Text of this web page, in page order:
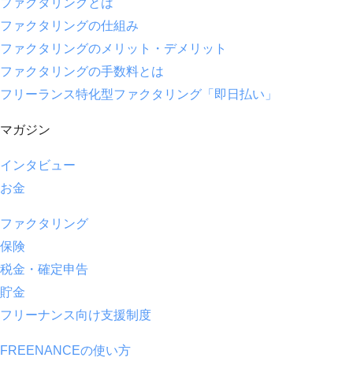
ファクタリングの仕組み
ファクタリングのメリット・デメリット
ファクタリングの手数料とは
フリーランス特化型ファクタリング「即日払い」
マガジン
インタビュー
お金
ファクタリング
保険
税金・確定申告
貯金
フリーナンス向け支援制度
FREENANCEの使い方